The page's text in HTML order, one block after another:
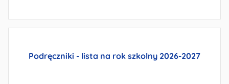
Podręczniki - lista na rok szkolny 2026-2027